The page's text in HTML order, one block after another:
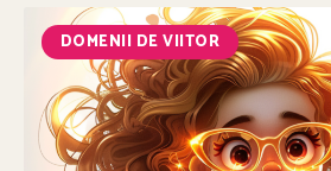
DOMENII DE VIITOR